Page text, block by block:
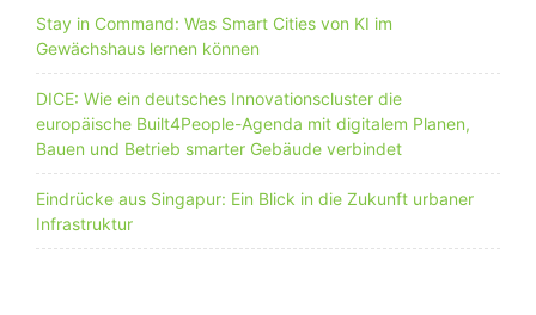
Stay in Command: Was Smart Cities von KI im
Gewächshaus lernen können
DICE: Wie ein deutsches Innovationscluster die
europäische Built4People-Agenda mit digitalem Planen,
Bauen und Betrieb smarter Gebäude verbindet
Eindrücke aus Singapur: Ein Blick in die Zukunft urbaner
Infrastruktur